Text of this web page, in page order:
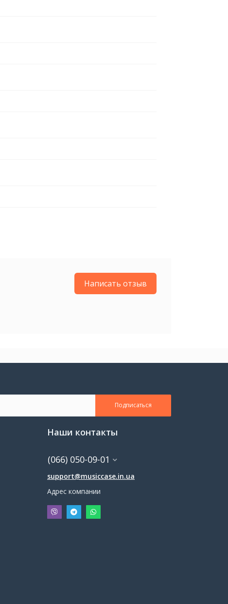
Написать отзыв
Подписаться
Наши контакты
(066) 050-09-01
support@musiccase.in.ua
Адрес компании